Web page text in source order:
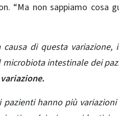
“Ma non sappiamo cosa
causa di questa
intestinale dei
pazienti hanno più